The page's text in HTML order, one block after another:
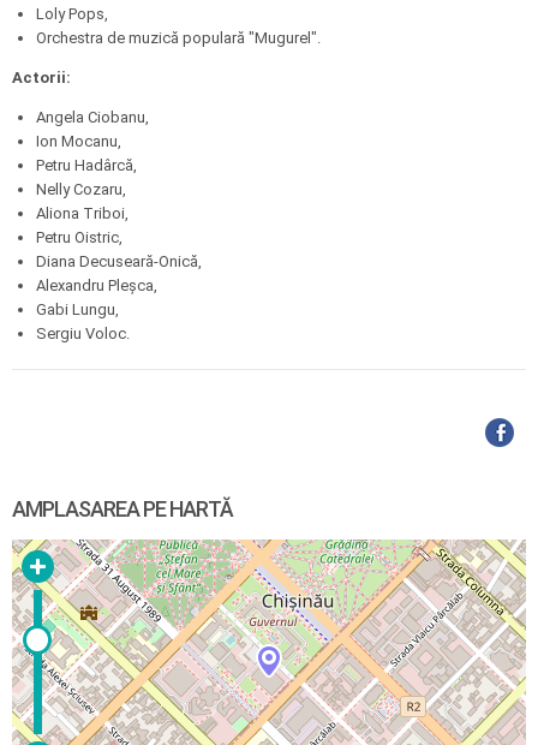
Loly Pops,
Orchestra de muzică populară "Mugurel".
Actorii:
Angela Ciobanu,
Ion Mocanu,
Petru Hadârcă,
Nelly Cozaru,
Aliona Triboi,
Petru Oistric,
Diana Decuseară-Onică,
Alexandru Pleșca,
Gabi Lungu,
Sergiu Voloc.
AMPLASAREA PE HARTĂ